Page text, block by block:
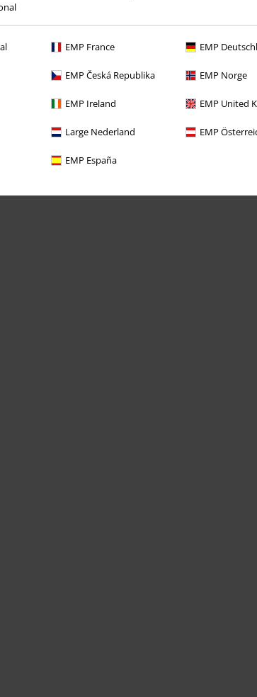
EMP France EMP
EMP Česká Republika EMP Norge
EMP Ireland EMP United
Large Nederland EMP
EMP España